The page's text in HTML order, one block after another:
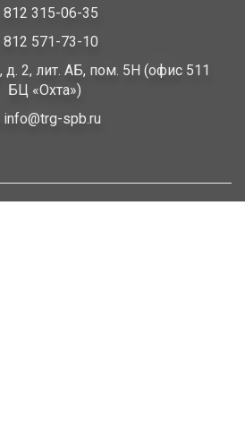
812 315-06-35
812 571-73-10
2, лит. АБ, пом. 5Н (офис 511
БЦ «Охта»)
info@trg-spb.ru